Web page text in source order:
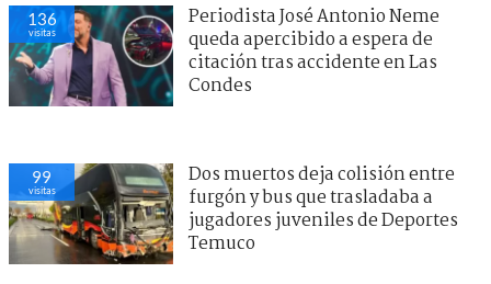
136
visitas
Periodista José Antonio Neme
queda apercibido a espera de
citación tras accidente en Las
Condes
99
visitas
Dos muertos deja colisión entre
furgón y bus que trasladaba a
jugadores juveniles de Deportes
Temuco